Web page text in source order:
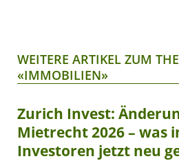
WEITERE ARTIKEL ZUM
«IMMOBILIEN»
Zurich Invest:
Mietrecht 2026 – was
Investoren jetzt neu